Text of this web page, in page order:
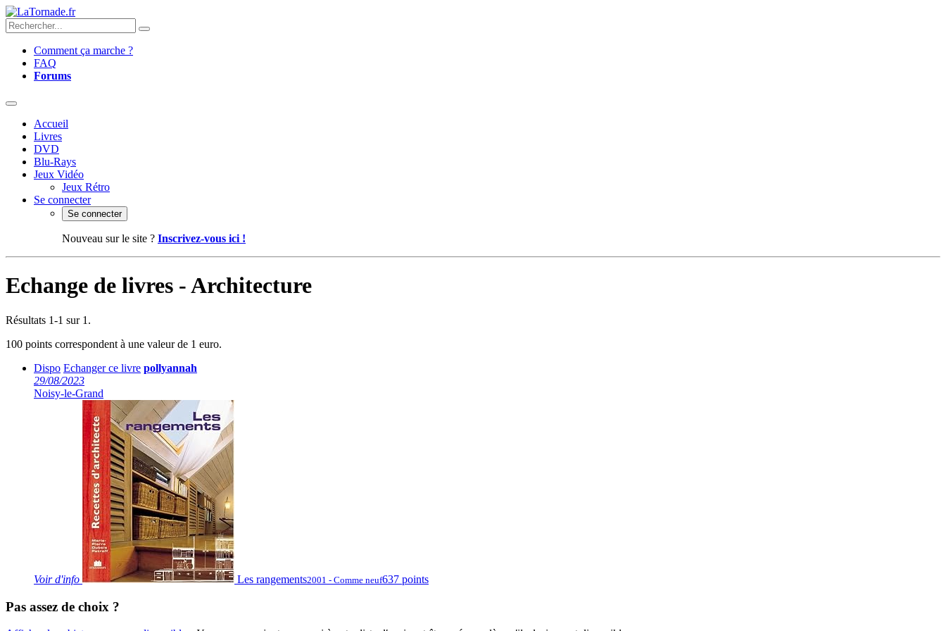
Comment ça marche ?
FAQ
Forums
Accueil
Livres
DVD
Blu-Rays
Jeux Vidéo
Jeux Rétro
Se connecter
Se connecter
Nouveau sur le site ? Inscrivez-vous ici !
Echange de livres - Architecture
Résultats 1-1 sur 1.
100 points correspondent à une valeur de 1 euro.
Dispo Echanger ce livre pollyannah
29/08/2023
Noisy-le-Grand
Voir d'info Les rangements2001 - Comme neuf637 points
Pas assez de choix ?